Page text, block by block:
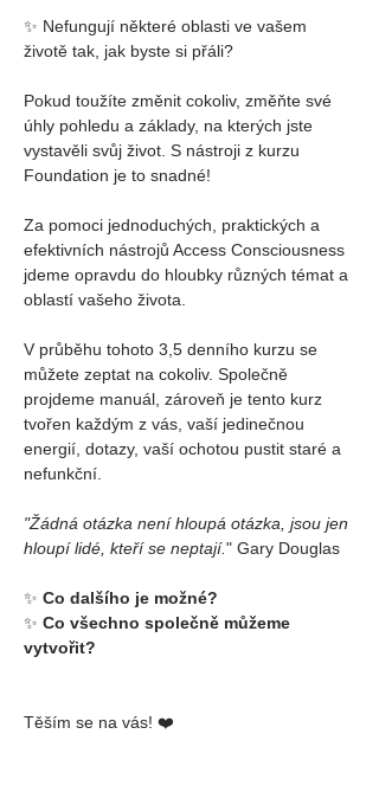
✨ Nefungují některé oblasti ve vašem
životě tak, jak byste si přáli?
Pokud toužíte změnit cokoliv, změňte své
úhly pohledu a základy, na kterých jste
vystavěli svůj život. S nástroji z kurzu
Foundation je to snadné!
Za pomoci jednoduchých, praktických a
efektivních nástrojů Access Consciousness
jdeme opravdu do hloubky různých témat a
oblastí vašeho života.
V průběhu tohoto 3,5 denního kurzu se
můžete zeptat na cokoliv. Společně
projdeme manuál, zároveň je tento kurz
tvořen každým z vás, vaší jedinečnou
energií, dotazy, vaší ochotou pustit staré a
nefunkční.
"Žádná otázka není hloupá otázka, jsou jen
hloupí lidé, kteří se neptají." Gary Douglas
✨ Co dalšího je možné?
✨ Co všechno společně můžeme
vytvořit?
Těším se na vás! ❤️